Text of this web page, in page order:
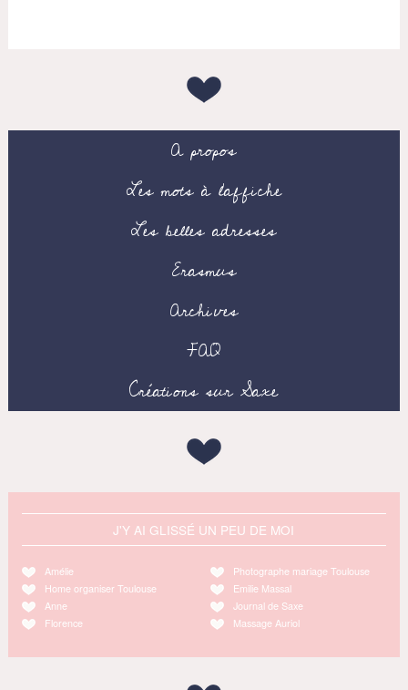
A propos
Les mots à l’affiche
Les belles adresses
Erasmus
Archives
FAQ
Créations sur Saxe
J'Y AI GLISSÉ UN PEU DE MOI
Amélie
Home organiser Toulouse
Anne
Florence
Photographe mariage Toulouse
Emilie Massal
Journal de Saxe
Massage Auriol